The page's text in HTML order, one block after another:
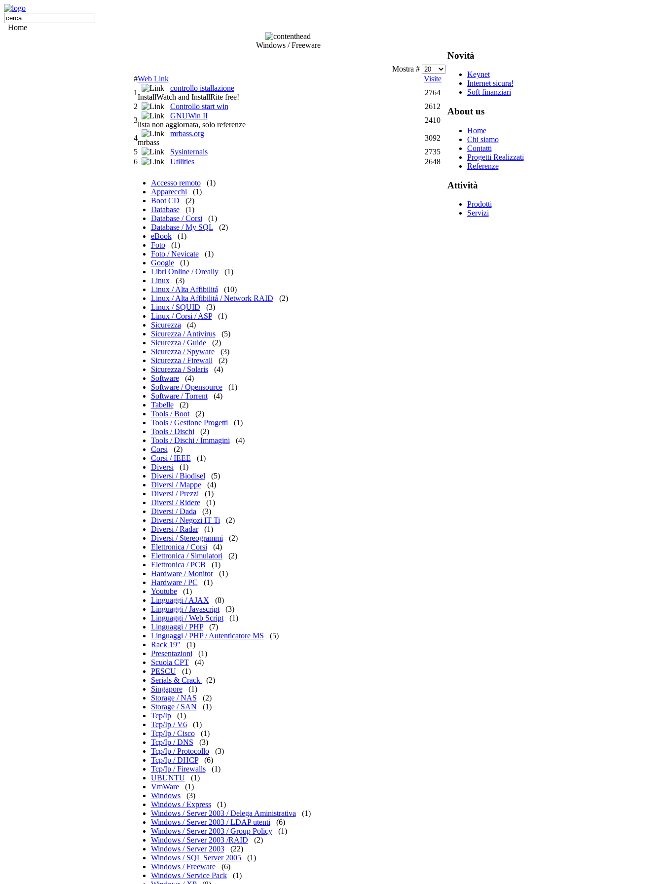
Home
Windows / Freeware
Mostra #
#Web Link
Visite
1
controllo istallazione
InstallWatch and InstallRite free!
2764
2
Controllo start win
2612
3
GNUWin II
lista non aggiornata, solo referenze
2410
4
mrbass.org
mrbass
3092
5
Sysinternals
2735
6
Utilities 2648
Accesso remoto
(1)
Apparecchi
(1)
Boot CD
(2)
Database
(1)
Database / Corsi
(1)
Database / My SQL
(2)
eBook
(1)
Foto
(1)
Foto / Nevicate
(1)
Google
(1)
Libri Online / Oreally
(1)
Linux
(3)
Linux / Alta Affibilitá
(10)
Linux / Alta Affibilitá / Network RAID
(2)
Linux / SQUID
(3)
Linux / Corsi / ASP
(1)
Sicurezza
(4)
Sicurezza / Antivirus
(5)
Sicurezza / Guide
(2)
Sicurezza / Spyware
(3)
Sicurezza / Firewall
(2)
Sicurezza / Solaris
(4)
Software
(4)
Software / Opensource
(1)
Software / Torrent
(4)
Tabelle
(2)
Tools / Boot
(2)
Tools / Gestione Progetti
(1)
Tools / Dischi
(2)
Tools / Dischi / Immagini
(4)
Corsi
(2)
Corsi / IEEE
(1)
Diversi
(1)
Diversi / Biodisel
(5)
Diversi / Mappe
(4)
Diversi / Prezzi
(1)
Diversi / Ridere
(1)
Diversi / Dada
(3)
Diversi / Negozi IT Ti
(2)
Diversi / Radar
(1)
Diversi / Stereogrammi
(2)
Elettronica / Corsi
(4)
Elettronica / Simulatori
(2)
Elettronica / PCB
(1)
Hardware / Monitor
(1)
Hardware / PC
(1)
Youtube
(1)
Linguaggi / AJAX
(8)
Linguaggi / Javascript
(3)
Linguaggi / Web Script
(1)
Linguaggi / PHP
(7)
Linguaggi / PHP / Autenticatore MS
(5)
Rack 19"
(1)
Presentazioni
(1)
Scuola CPT
(4)
PESCU
(1)
Serials & Crack
(2)
Singapore
(1)
Storage / NAS
(2)
Storage / SAN
(1)
Tcp/Ip
(1)
Tcp/Ip / V6
(1)
Tcp/Ip / Cisco
(1)
Tcp/Ip / DNS
(3)
Tcp/Ip / Protocollo
(3)
Tcp/Ip / DHCP
(6)
Tcp/Ip / Firewalls
(1)
UBUNTU
(1)
VmWare
(1)
Windows
(3)
Windows / Express
(1)
Windows / Server 2003 / Delega Aministrativa
(1)
Windows / Server 2003 / LDAP utenti
(6)
Windows / Server 2003 / Group Policy
(1)
Windows / Server 2003 /RAID
(2)
Windows / Server 2003
(22)
Windows / SQL Server 2005
(1)
Windows / Freeware
(6)
Windows / Service Pack
(1)
Novità
Keynet
Internet sicura!
Soft finanziari
About us
Home
Chi siamo
Contatti
Progetti Realizzati
Referenze
Attività
Prodotti
Servizi